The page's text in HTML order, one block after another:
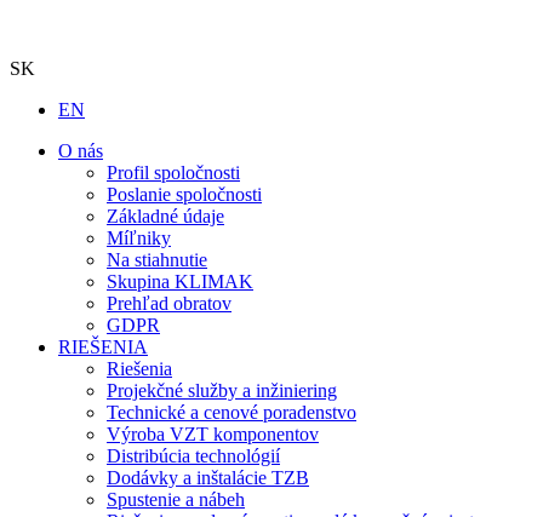
SK
EN
O nás
Profil spoločnosti
Poslanie spoločnosti
Základné údaje
Míľniky
Na stiahnutie
Skupina KLIMAK
Prehľad obratov
GDPR
RIEŠENIA
Riešenia
Projekčné služby a inžiniering
Technické a cenové poradenstvo
Výroba VZT komponentov
Distribúcia technológií
Dodávky a inštalácie TZB
Spustenie a nábeh